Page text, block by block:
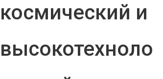
космический и
высокотехноло